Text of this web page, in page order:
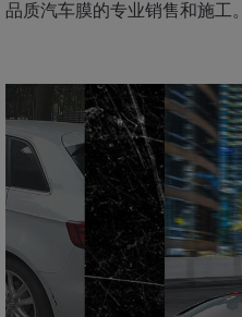
品质汽车膜的专业销售和施工。